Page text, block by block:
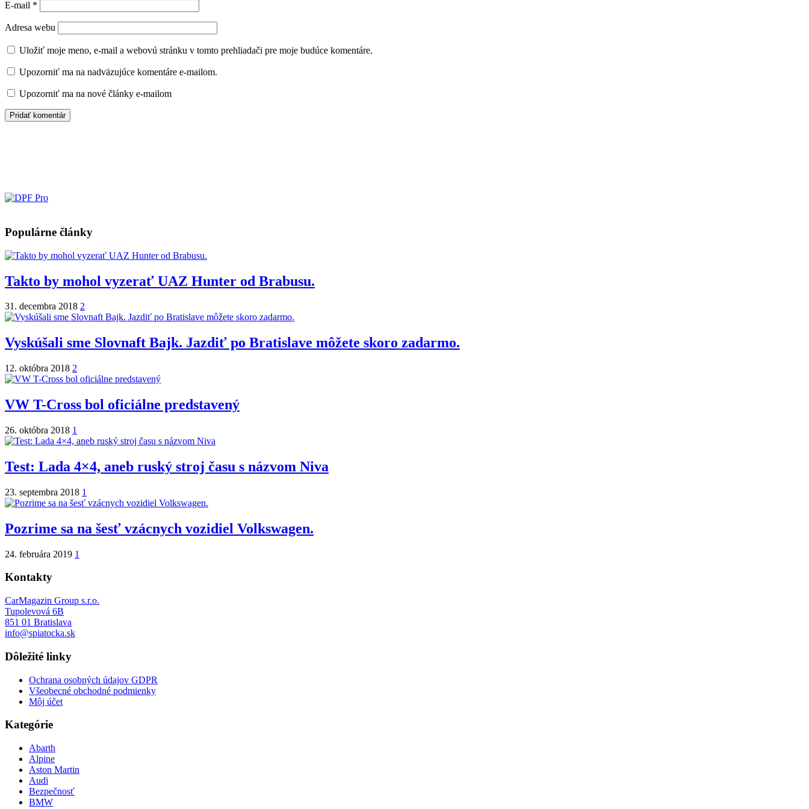
E-mail *
Adresa webu
Uložiť moje meno, e-mail a webovú stránku v tomto prehliadači pre moje budúce komentáre.
Upozorniť ma na nadväzujúce komentáre e-mailom.
Upozorniť ma na nové články e-mailom
Populárne články
Takto by mohol vyzerať UAZ Hunter od Brabusu.
31. decembra 2018 2
Vyskúšali sme Slovnaft Bajk. Jazdiť po Bratislave môžete skoro zadarmo.
12. októbra 2018 2
VW T-Cross bol oficiálne predstavený
26. októbra 2018 1
Test: Lada 4×4, aneb ruský stroj času s názvom Niva
23. septembra 2018 1
Pozrime sa na šesť vzácnych vozidiel Volkswagen.
24. februára 2019 1
Kontakty
CarMagazin Group s.r.o.
Tupolevová 6B
851 01 Bratislava
info@spiatocka.sk
Dôležité linky
Ochrana osobných údajov GDPR
Všeobecné obchodné podmienky
Môj účet
Kategórie
Abarth
Alpine
Aston Martin
Audi
Bezpečnosť
BMW